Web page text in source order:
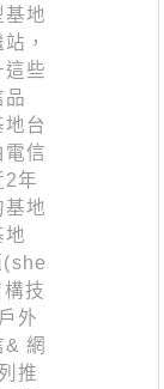
地
，
些
品
台
信
2年
地
地
技
外
網
推